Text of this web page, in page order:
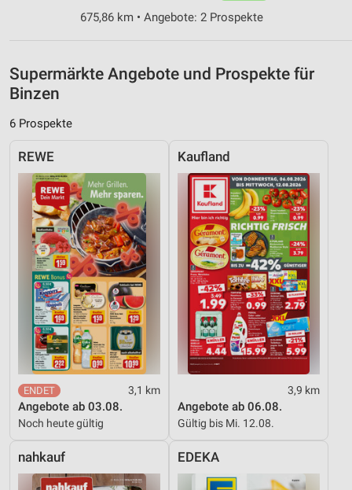
675,86 km • Angebote: 2 Prospekte
Supermärkte Angebote und Prospekte für
Binzen
6 Prospekte
REWE
3,1 km
Angebote ab 03.08.
Noch heute gültig
Kaufland
3,9 km
Angebote ab 06.08.
Gültig bis Mi. 12.08.
nahkauf EDEKA
Inhalten
IAB-Besonderheiten:
Verwendung genauer Standortdaten
Geräte anhand von aktiv angeforderten
Informationen identifizieren
Nicht-IAB-Verarbeitungszwecke:
Notwendig
Performance
Funktional
Werbung